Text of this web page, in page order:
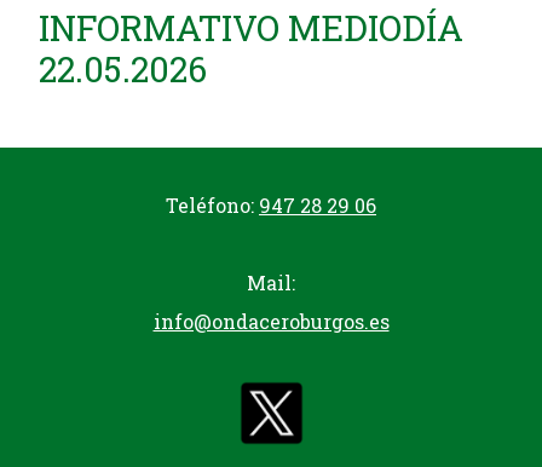
INFORMATIVO MEDIODÍA
22.05.2026
Teléfono: 947 28 29 06
Mail:
info@ondaceroburgos.es